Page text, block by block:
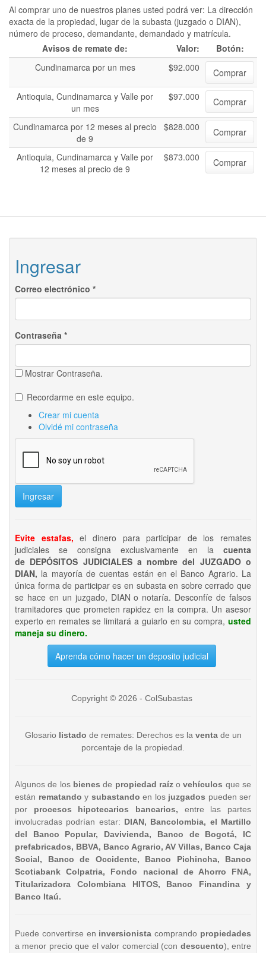
Al comprar uno de nuestros planes usted podrá ver: La dirección
exacta de la propiedad, lugar de la subasta (juzgado o DIAN),
número de proceso, demandante, demandado y matrícula.
Avisos de remate de:
Valor:
Botón:
Cundinamarca por un mes
$92.000
Comprar
Antioquia, Cundinamarca y Valle por
un mes
$97.000 Comprar
Cundinamarca por 12 meses al precio
de 9
$828.000 Comprar
Antioquia, Cundinamarca y Valle por
12 meses al precio de 9
$873.000 Comprar
Ingresar
Correo electrónico *
Contraseña *
Mostrar Contraseña.
Recordarme en este equipo.
Crear mi cuenta
Olvidé mi contraseña
Ingresar
Evite estafas, el dinero para participar de los remates
judiciales se consigna exclusivamente en la cuenta
de DEPÓSITOS JUDICIALES a nombre del JUZGADO o
DIAN, la mayoría de cuentas están en el Banco Agrario. La
única forma de participar es en subasta en sobre cerrado que
se hace en un juzgado, DIAN o notaría. Desconfíe de falsos
tramitadores que prometen rapidez en la compra. Un asesor
experto en remates se limitará a guiarlo en su compra, usted
maneja su dinero.
Aprenda cómo hacer un deposito judicial
Copyright © 2026 - ColSubastas
Glosario listado de remates: Derechos es la ventade un
porcentaje de la propiedad.
Algunos de los bienesde propiedad raízo vehículos que se
están rematando y subastando en los juzgados pueden ser
por procesos hipotecarios bancarios, entre las partes
involucradas podrían estar: DIAN, Bancolombia, el Martillo
del Banco Popular, Davivienda, Banco de Bogotá, IC
prefabricados, BBVA, Banco Agrario, AV Villas, Banco Caja
Social, Banco de Occidente, Banco Pichincha, Banco
Scotiabank Colpatria, Fondo nacional de Ahorro FNA,
Titularizadora Colombiana HITOS, Banco Finandina y
Banco Itaú.
Puede convertirse en inversionista comprando propiedades
a menor precio que el valor comercial (con descuento), entre